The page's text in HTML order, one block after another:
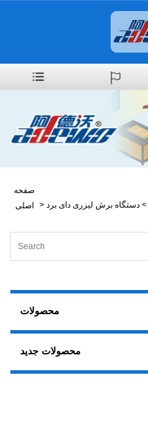
صفحه
اصلی
> > دستگاه برش لیزری دای برد
محصولات
محصولات جدید